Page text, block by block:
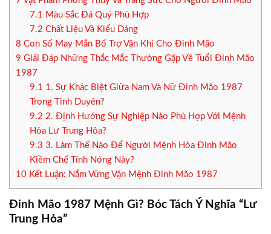
7.1
Màu Sắc Đá Quý Phù Hợp
7.2 Chất Liệu Và Kiểu Dáng
8 Con Số May Mắn Bổ Trợ Vận Khí Cho Đinh Mão
9 Giải Đáp Những Thắc Mắc Thường Gặp Về Tuổi Đinh Mão
1987
9.1 1. Sự Khác Biệt Giữa Nam Và Nữ Đinh Mão 1987
Trong Tình Duyên?
9.2 2. Định Hướng Sự Nghiệp Nào Phù Hợp Với Mệnh
Hỏa Lư Trung Hỏa?
9.3 3. Làm Thế Nào Để Người Mệnh Hỏa Đinh Mão
Kiềm Chế Tính Nóng Nảy?
10 Kết Luận: Nắm Vững Vận Mệnh Đinh Mão 1987
Đinh Mão 1987 Mệnh Gì? Bóc Tách Ý Nghĩa “Lư
Trung Hỏa”